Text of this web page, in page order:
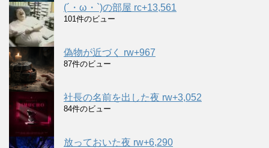
(´・ω・`)の部屋 rc+13,561
101件のビュー
偽物が近づく rw+967
87件のビュー
社長の名前を出した夜 rw+3,052
84件のビュー
放っておいた夜 rw+6,290